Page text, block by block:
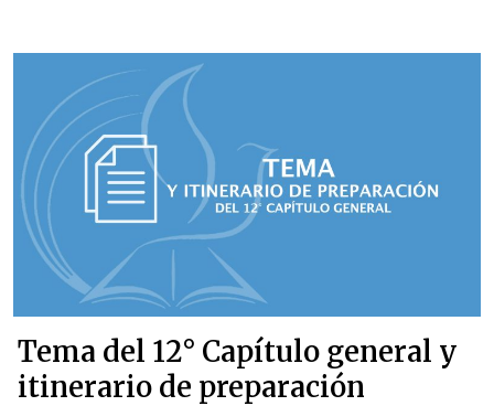
Tema del 12° Capítulo general y
itinerario de preparación